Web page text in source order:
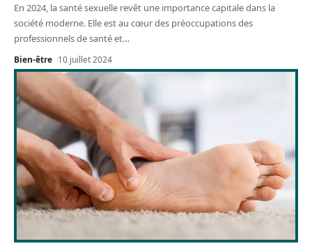
En 2024, la santé sexuelle revêt une importance capitale dans la
société moderne. Elle est au cœur des préoccupations des
professionnels de santé et…
Bien-être 10 juillet 2024